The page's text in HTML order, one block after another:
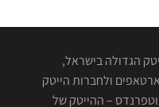
הגדולה בישראל,
ולחברות הייטק
– ההייטק של